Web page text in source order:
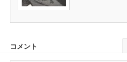
コメント